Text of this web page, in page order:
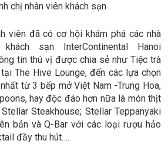
chị nhân viên khách sạn
viên đã có cơ hội khám phá các nhà
sạn InterContinental Hanoi
tin thú vị được chia sẻ như Tiệc trà
The Hive Lounge, đến các lựa chọn
từ 3 bếp mở Việt Nam -Trung Hoa,
hay độc đáo hơn nữa là món thịt
Steakhouse; Stellar Teppanyaki
bản và Q-Bar với các loại rượu hảo
đầy thu hút….